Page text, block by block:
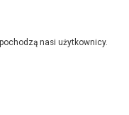
nasi użytkownicy.